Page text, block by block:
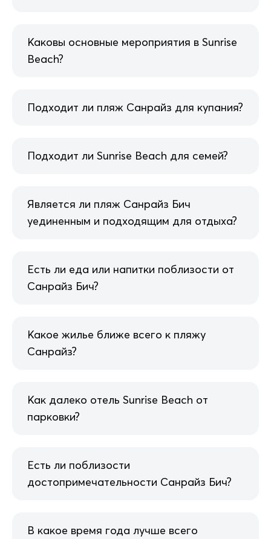
Каковы основные мероприятия в Sunrise
Beach?
Подходит ли пляж Санрайз для купания?
Подходит ли Sunrise Beach для семей?
Является ли пляж Санрайз Бич
уединенным и подходящим для отдыха?
Есть ли еда или напитки поблизости от
Санрайз Бич?
Какое жилье ближе всего к пляжу
Санрайз?
Как далеко отель Sunrise Beach от
парковки?
Есть ли поблизости
достопримечательности Санрайз Бич?
В какое время года лучше всего